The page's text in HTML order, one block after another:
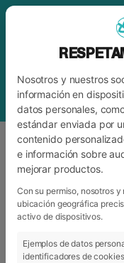
ETIQUETA
GOBIERNO DE
ARCHIVO
Nosotros y nuestros
información en
datos personales,
estándar enviada por
contenido
e información sobre
mejorar productos.
Con su permiso, nosotros
ubicación geográfica
activo de dispositivos.
Ejemplos de datos
identificadores de